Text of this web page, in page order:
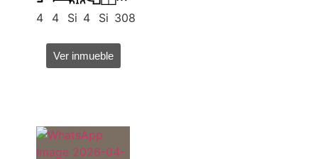
4 4 Si 4 Si 308
Ver inmueble